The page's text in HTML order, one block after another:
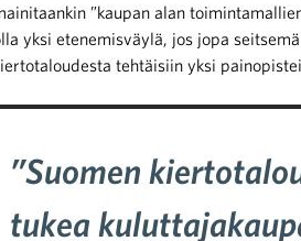
”kaupan alan
yksi etenemisväylä, jos jopa
tehtäisiin yksi
”Suomen
tukea